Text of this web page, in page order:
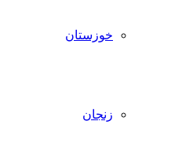
خوزستان
زنجان